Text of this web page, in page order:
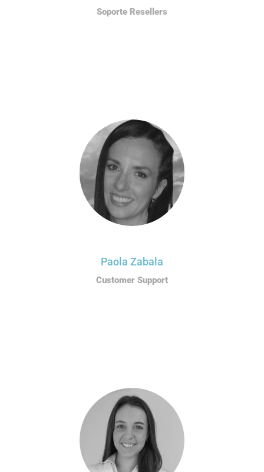
Soporte Resellers
Paola Zabala
Customer Support